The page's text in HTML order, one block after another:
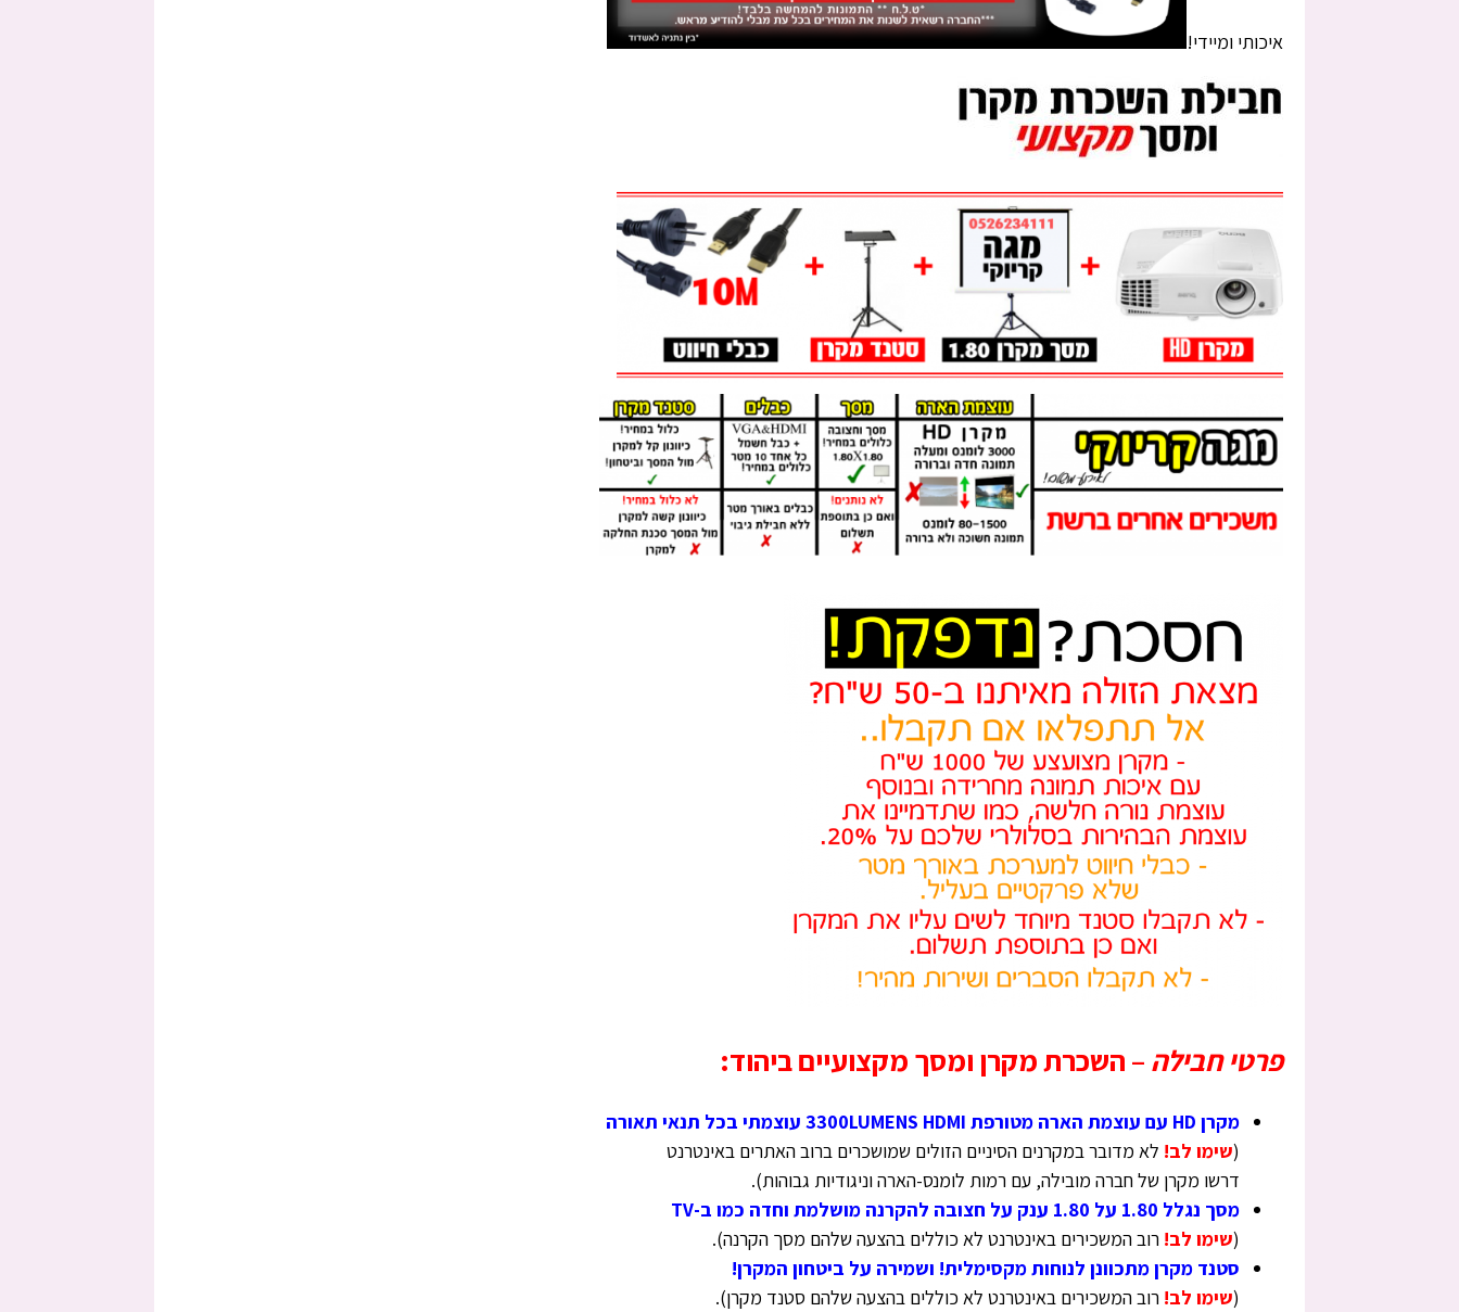
איכותי ומיידי!
פרטי חבילה–השכרת מקרן ומסך מקצועיים ביהוד:
מקרן HD עם עוצמת הארה מטורפת 3300LUMENS HDMI עוצמתי בכל תנאי תאורה
(שימו לב! לא מדובר במקרנים הסיניים הזולים שמושכרים ברוב האתרים באינטרנט
דרשו מקרן של חברה מובילה, עם רמות לומנס-הארה וניגודיות גבוהות).
מסך נגלל 1.80 על 1.80 ענק על חצובה להקרנה מושלמת וחדה כמו ב-TV
(שימו לב! רוב המשכירים באינטרנט לא כוללים בהצעה שלהם מסך הקרנה)
.
סטנד מקרן מתכוונן לנוחות מקסימלית! ושמירה על ביטחון המקרן!
(שימו לב! רוב המשכירים באינטרנט לא כוללים בהצעה שלהם סטנד מקרן)
.